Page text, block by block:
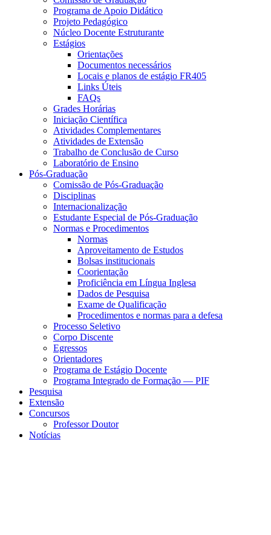
Programa de Apoio Didático
Projeto Pedagógico
Núcleo Docente Estruturante
Estágios
Orientações
Documentos necessários
Locais e planos de estágio FR405
Links Úteis
FAQs
Grades Horárias
Iniciação Científica
Atividades Complementares
Atividades de Extensão
Trabalho de Conclusão de Curso
Laboratório de Ensino
Pós-Graduação
Comissão de Pós-Graduação
Disciplinas
Internacionalização
Estudante Especial de Pós-Graduação
Normas e Procedimentos
Normas
Aproveitamento de Estudos
Bolsas institucionais
Coorientação
Proficiência em Língua Inglesa
Dados de Pesquisa
Exame de Qualificação
Procedimentos e normas para a defesa
Processo Seletivo
Corpo Discente
Egressos
Orientadores
Programa de Estágio Docente
Programa Integrado de Formação — PIF
Pesquisa
Extensão
Concursos
Professor Doutor
Notícias